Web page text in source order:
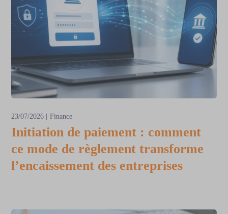
23/07/2026 Finance
Initiation de paiement : comment
ce mode de règlement transforme
l’encaissement des entreprises